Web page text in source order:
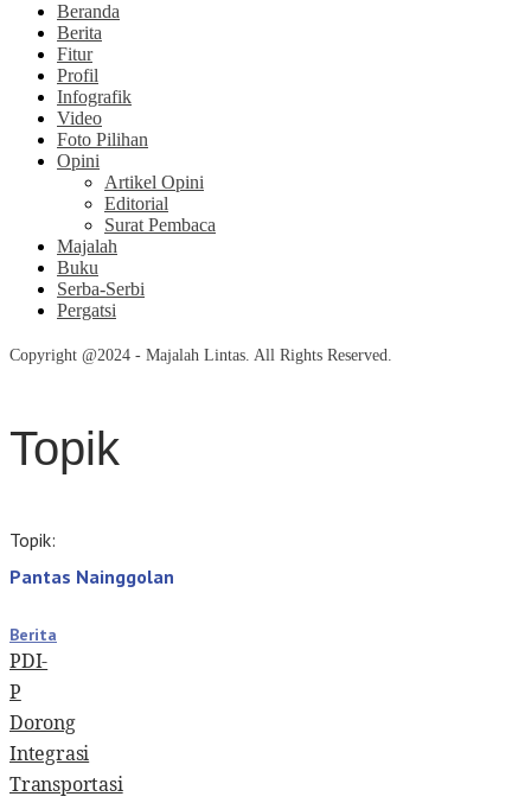
Beranda
Berita
Fitur
Profil
Infografik
Video
Foto Pilihan
Opini
Artikel Opini
Editorial
Surat Pembaca
Majalah
Buku
Serba-Serbi
Pergatsi
Copyright @2024 - Majalah Lintas. All Rights Reserved.
Topik
Topik:
Pantas Nainggolan
Berita
PDI-
P
Dorong
Integrasi
Transportasi